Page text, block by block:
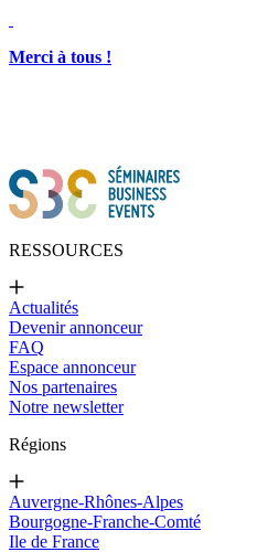
Merci à tous !
RESSOURCES
Actualités
Devenir annonceur
FAQ
Espace annonceur
Nos partenaires
Notre newsletter
Régions
Auvergne-Rhônes-Alpes
Bourgogne-Franche-Comté
Ile de France